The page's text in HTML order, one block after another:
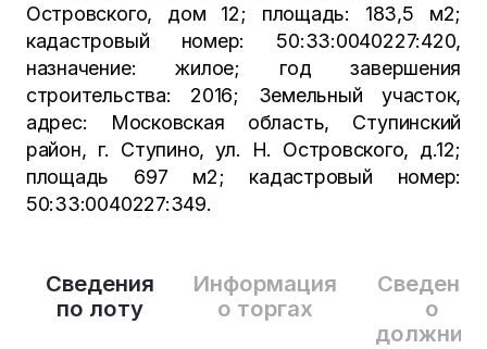
Сведения
по лоту
Информация
о торгах
Сведения
о
Островского, дом 12; площадь: 183,5 м2;
кадастровый номер: 50:33:0040227:420,
назначение: жилое; год завершения
строительства: 2016; Земельный участок,
адрес: Московская область, Ступинский
район, г. Ступино, ул. Н. Островского, д.12;
площадь 697 м2; кадастровый номер:
50:33:0040227:349.